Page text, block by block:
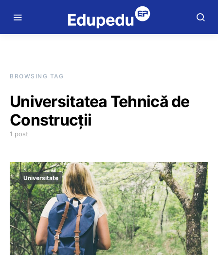
BROWSING TAG
Universitatea Tehnică de
Construcţii
1 post
Universitate